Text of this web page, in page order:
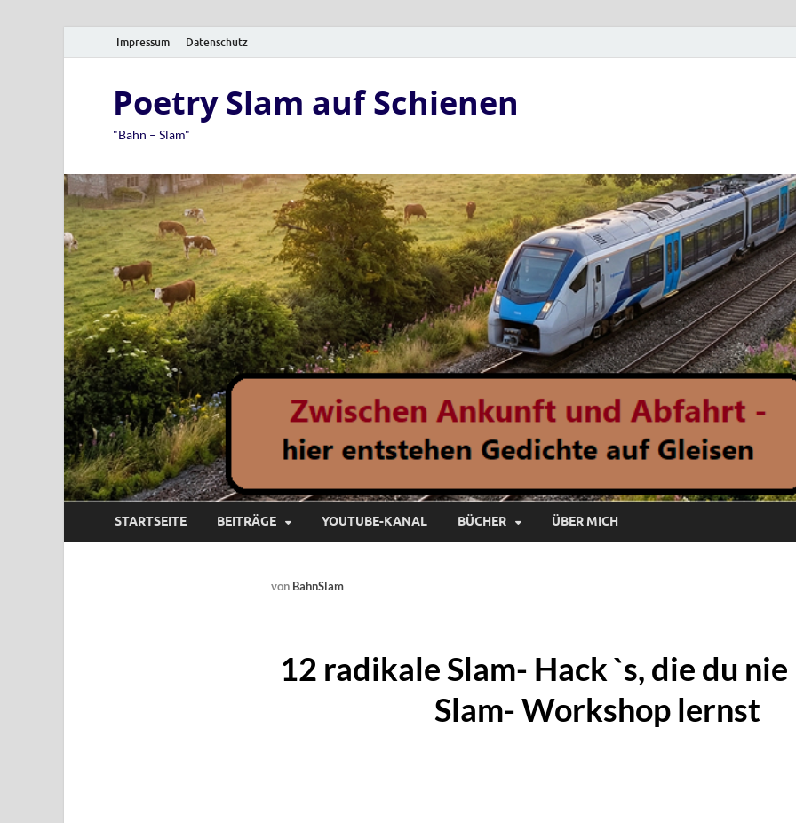
Impressum Datenschutz
Poetry Slam auf Schienen
"Bahn – Slam"
STARTSEITE BEITRÄGE YOUTUBE-KANAL BÜCHER ÜBER MICH
von BahnSlam
12 radikale Slam- Hack `s, die du
Slam- Workshop lernst